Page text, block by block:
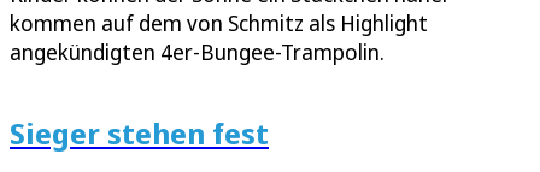
kommen auf dem von Schmitz als Highlight
angekündigten 4er-Bungee-Trampolin.
Sieger stehen fest